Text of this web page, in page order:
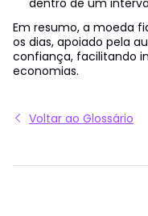
dentro de um
Em resumo, a moeda
os dias, apoiado pela
confiança, facilitando
economias.
Voltar ao Glossário